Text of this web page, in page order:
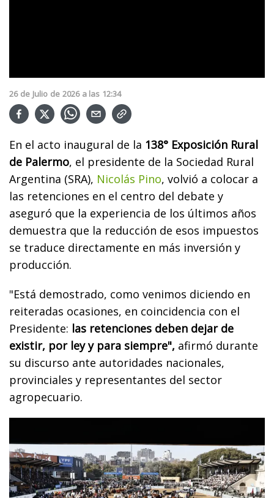
26 de Julio de 2026 a las 12:34
En el acto inaugural de la 138° Exposición Rural
de Palermo, el presidente de la Sociedad Rural
Argentina (SRA), Nicolás Pino, volvió a colocar a
las retenciones en el centro del debate y
aseguró que la experiencia de los últimos años
demuestra que la reducción de esos impuestos
se traduce directamente en más inversión y
producción.
"Está demostrado, como venimos diciendo en
reiteradas ocasiones, en coincidencia con el
Presidente: las retenciones deben dejar de
existir, por ley y para siempre", afirmó durante
su discurso ante autoridades nacionales,
provinciales y representantes del sector
agropecuario.